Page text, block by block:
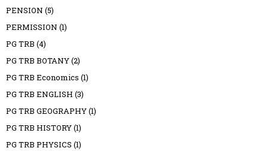
PENSION (5)
PERMISSION (1)
PG TRB (4)
PG TRB BOTANY(2)
PG TRB Economics (1)
PG TRB ENGLISH (3)
PG TRB GEOGRAPHY(1)
PG TRB HISTORY(1)
PG TRB PHYSICS (1)